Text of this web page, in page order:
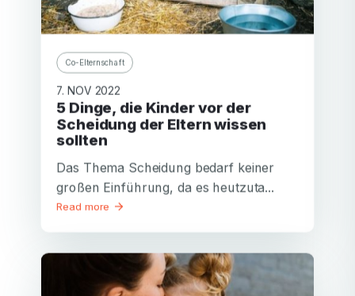
Co-Elternschaft
7. NOV 2022
5 Dinge, die Kinder vor der
Scheidung der Eltern wissen
sollten
Das Thema Scheidung bedarf keiner
großen Einführung, da es heutzuta...
Read more